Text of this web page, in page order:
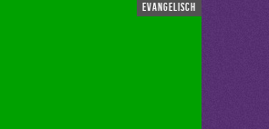
evangelisch